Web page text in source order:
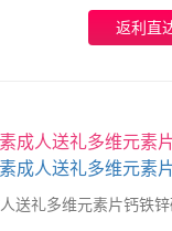
返利
成人送礼多维元素
送礼多维元素片钙铁